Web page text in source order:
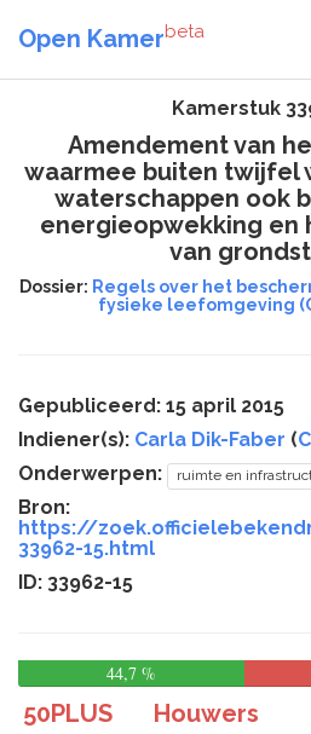
Open Kamerbeta
Kamerstuk
Amendement van
waarmee buiten twijfel
waterschappen ook
energieopwekking en
van
Dossier: Regels over het
fysieke leefomgeving
Gepubliceerd: 15 april 2015
Indiener(s): Carla Dik-Faber (
Onderwerpen:
ruimte en
Bron:
https://
33962-15.html
ID: 33962-15
44,7 %
50PLUS Houwers